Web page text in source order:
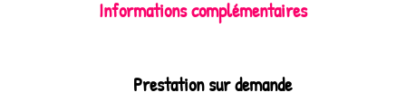
Informations complémentaires
Prestation sur demande